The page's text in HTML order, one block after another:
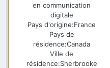
en communication
digitale
Pays d'origine:France
Pays de
résidence:Canada
Ville de
résidence:Sherbrooke